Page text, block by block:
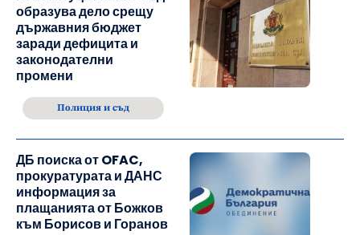
образува дело срещу
държавния бюджет
заради дефицита и
законодателни
промени
Полиция и съд
ДБ поиска от OFAC,
прокуратурата и ДАНС
информация за
плащанията от Божков
към Борисов и Горанов